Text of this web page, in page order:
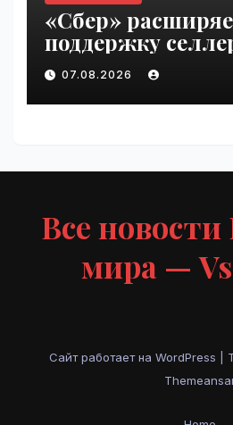
«Сбер»
поддержку
пострадавших от
инцидентов на
Wildberries |
07.08.2026
Все новости
мира —
Сайт работает на WordPress